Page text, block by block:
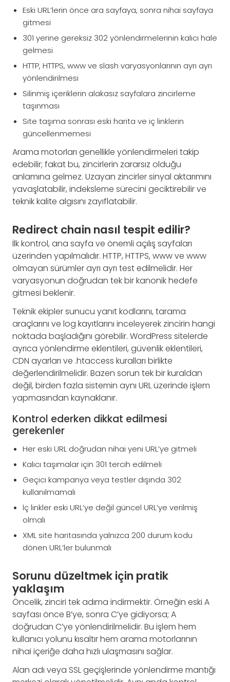
Eski URL’lerin önce ara sayfaya, sonra nihai sayfaya
gitmesi
301 yerine gereksiz 302 yönlendirmelerinin kalıcı hale
gelmesi
HTTP, HTTPS, www ve slash varyasyonlarının ayrı ayrı
yönlendirilmesi
Silinmiş içeriklerin alakasız sayfalara zincirleme
taşınması
Site taşıma sonrası eski harita ve iç linklerin
güncellenmemesi
Arama motorları genellikle yönlendirmeleri takip
edebilir; fakat bu, zincirlerin zararsız olduğu
anlamına gelmez. Uzayan zincirler sinyal aktarımını
yavaşlatabilir, indeksleme sürecini geciktirebilir ve
teknik kalite algısını zayıflatabilir.
Redirect chain nasıl tespit edilir?
İlk kontrol, ana sayfa ve önemli açılış sayfaları
üzerinden yapılmalıdır. HTTP, HTTPS, www ve www
olmayan sürümler ayrı ayrı test edilmelidir. Her
varyasyonun doğrudan tek bir kanonik hedefe
gitmesi beklenir.
Teknik ekipler sunucu yanıt kodlarını, tarama
araçlarını ve log kayıtlarını inceleyerek zincirin hangi
noktada başladığını görebilir. WordPress sitelerde
ayrıca yönlendirme eklentileri, güvenlik eklentileri,
CDN ayarları ve .htaccess kuralları birlikte
değerlendirilmelidir. Bazen sorun tek bir kuraldan
değil, birden fazla sistemin aynı URL üzerinde işlem
yapmasından kaynaklanır.
Kontrol ederken dikkat edilmesi
gerekenler
Her eski URL doğrudan nihai yeni URL’ye gitmeli
Kalıcı taşımalar için 301 tercih edilmeli
Geçici kampanya veya testler dışında 302
kullanılmamalı
İç linkler eski URL’ye değil güncel URL’ye verilmiş
olmalı
XML site haritasında yalnızca 200 durum kodu
dönen URL’ler bulunmalı
Sorunu düzeltmek için pratik
yaklaşım
Öncelik, zinciri tek adıma indirmektir. Örneğin eski A
sayfası önce B’ye, sonra C’ye gidiyorsa; A
doğrudan C’ye yönlendirilmelidir. Bu işlem hem
kullanıcı yolunu kısaltır hem arama motorlarının
nihai içeriğe daha hızlı ulaşmasını sağlar.
Alan adı veya SSL geçişlerinde yönlendirme mantığı